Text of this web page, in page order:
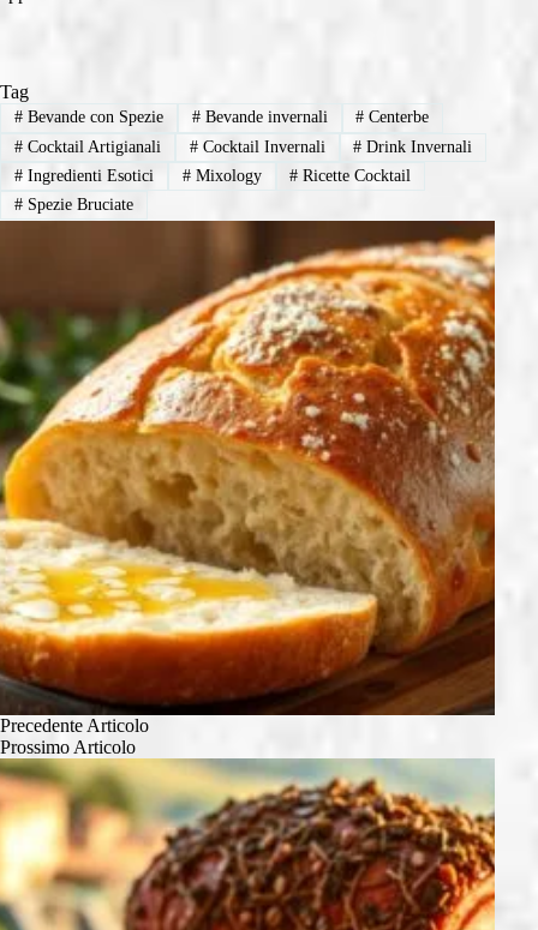
Tag
#Bevande con Spezie #Bevande invernali # Centerbe
#Cocktail Artigianali #Cocktail Invernali # Drink Invernali
#Ingredienti Esotici #Mixology # Ricette Cocktail
#Spezie Bruciate
Precedente Articolo
Prossimo Articolo